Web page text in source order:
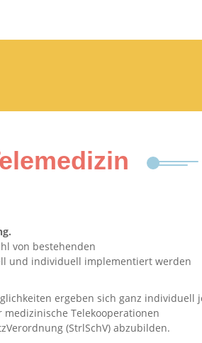
von bestehenden
und individuell implementiert werden
ergeben sich ganz individuell
Telekooperationen
(StrlSchV) abzubilden.